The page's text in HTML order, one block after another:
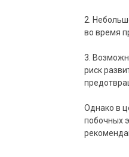
2.
во время
3.
риск
Однако в
побочных